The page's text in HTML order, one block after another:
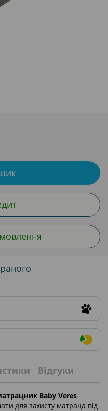
Відгуки
Baby Veres
для захисту матраца від